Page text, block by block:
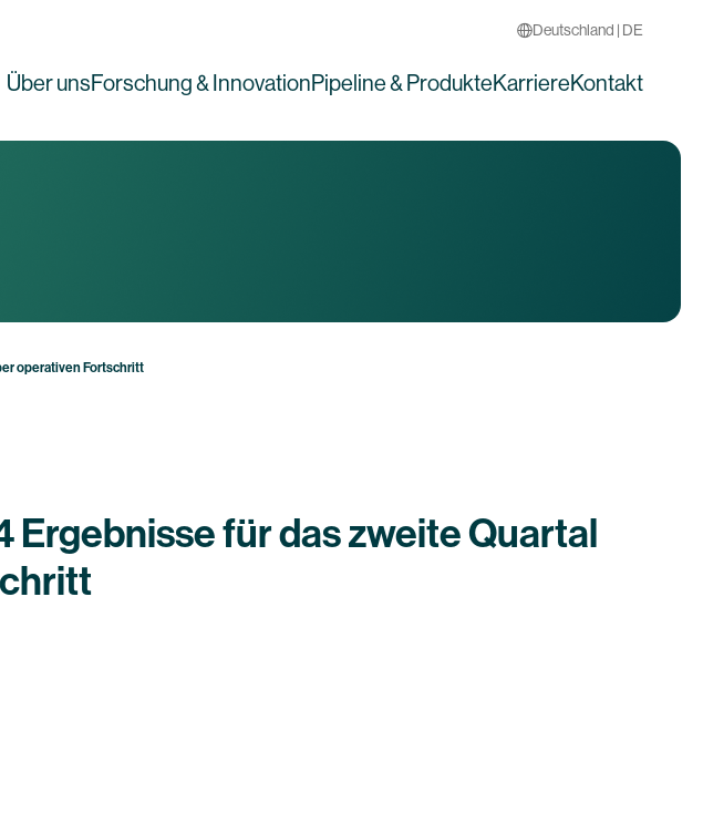
Deutschland | DE
Über unsForschung & InnovationPipeline & ProdukteKarriereKontakt
operativen Fortschritt
für das zweite Quartal